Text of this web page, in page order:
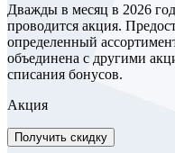
Дважды в месяц в 2026
проводится акция.
определенный
объединена с другими
списания бонусов.
Акция
Получить скидку